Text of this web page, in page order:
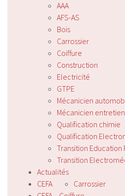
AAA
AFS-AS
Bois
Carrossier
Coiffure
Construction
Electricité
GTPE
Mécanicien
Mécanicien entretien
Qualification chimie
Qualification
Transition Education
Transition
Actualités
CEFA
Carrossier